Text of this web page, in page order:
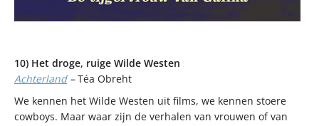
10) Het droge, ruige Wilde Westen
Achterland–Téa Obreht
We kennen het Wilde Westen uit films, we kennen stoere
cowboys. Maar waar zijn de verhalen van vrouwen of van